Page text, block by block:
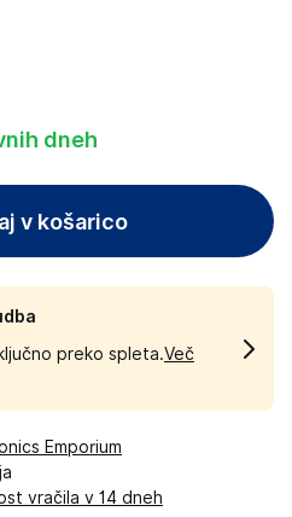
dneh
v košarico
preko spleta.Več
Emporium
vračila v 14 dneh